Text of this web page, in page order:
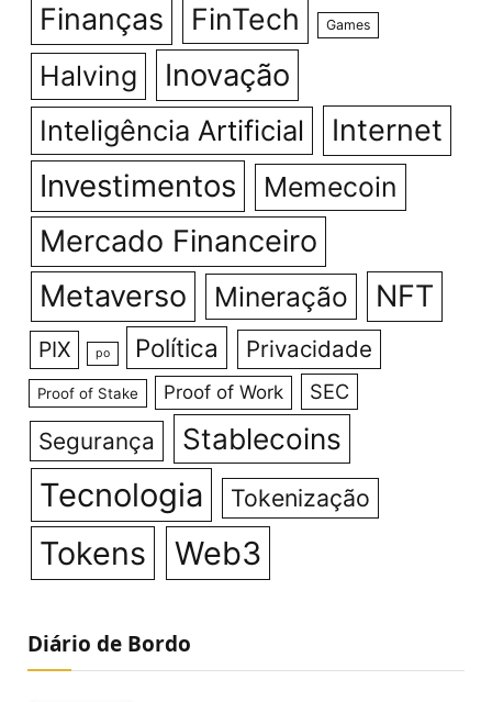
Finanças FinTech Games
Halving Inovação
Inteligência Artificial Internet
Investimentos Memecoin
Mercado Financeiro
Metaverso
Mineração NFT
PIX po Política Privacidade
Proof of Stake Proof of Work SEC
Segurança Stablecoins
Tecnologia Tokenização
Tokens Web3
Diário de Bordo